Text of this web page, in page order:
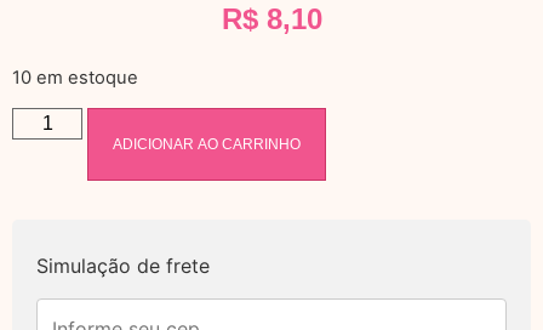
R$8,10
10 em estoque
ADICIONAR AO CARRINHO
Simulação de frete